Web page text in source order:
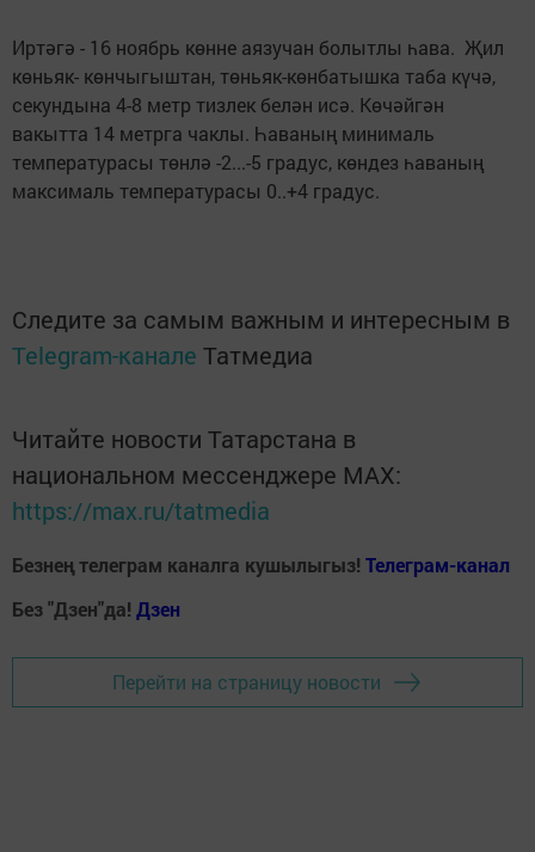
Иртәгә - 16 ноябрь көнне аязучан болытлы һава. Җил
көньяк- көнчыгыштан, төньяк-көнбатышка таба күчә,
секундына 4-8 метр тизлек белән исә. Көчәйгән
вакытта 14 метрга чаклы. Һаваның минималь
температурасы төнлә -2...-5 градус, көндез һаваның
максималь температурасы 0..+4 градус.
Следите за самым важным и интересным в
Telegram-канале Татмедиа
Читайте новости Татарстана в
национальном мессенджере MАХ:
https://max.ru/tatmedia
Безнең телеграм каналга кушылыгыз! Телеграм-канал
Без "Дзен"да! Дзен
Перейти на страницу новости